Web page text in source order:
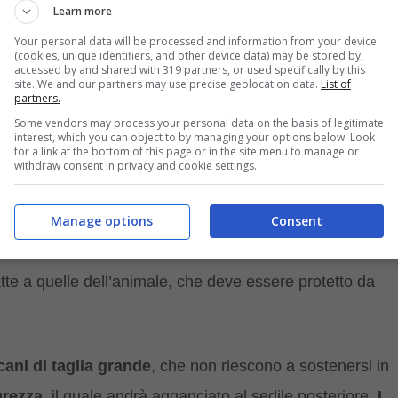
da rispettare se si vuole portare il proprio pet in
garantire massima sicurezza al canee anche a
le severe regole stradali, le multe possono essere
all’interno del suotrasportino omologato
Solo così il pet potrà muoversi nel perimetro di
disturbare chi è alla guida.
a quelle dell’animale, che deve essere protetto da
di taglia grande, che non riescono a sostenersi in
Learn more
Your personal data will be processed and information from your device
(cookies, unique identifiers, and other device data) may be stored by,
accessed by and shared with 319 partners, or used specifically by this
site. We and our partners may use precise geolocation data. List of
partners.
Some vendors may process your personal data on the basis of legitimate
interest, which you can object to by managing your options below. Look
for a link at the bottom of this page or in the site menu to manage or
withdraw consent in privacy and cookie settings.
Consent
Manage options